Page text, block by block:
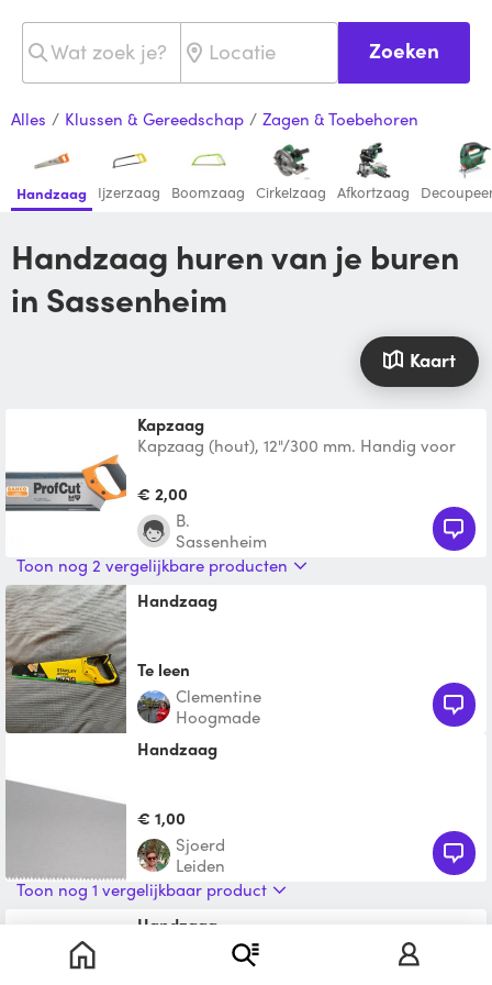
Zoeken
Alles / Klussen & Gereedschap / Zagen & Toebehoren
Handzaag Ijzerzaag Boomzaag Cirkelzaag Afkortzaag
Handzaag huren van je buren
in Sassenheim
Kaart
kapzaag
Kapzaag (hout), 12"/300 mm. Handig voor
€ 2,00
B.
Sassenheim
Toon nog 2 vergelijkbare producten
Handzaag
Te leen
Clementine
Hoogmade
Handzaag
€ 1,00
Sjoerd
Leiden
Toon nog 1 vergelijkbaar product
Handzaag